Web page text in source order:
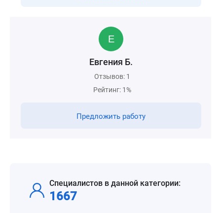
Евгения Б.
Отзывов: 1
Рейтинг: 1%
Предложить работу
Специалистов в данной категории:
1667